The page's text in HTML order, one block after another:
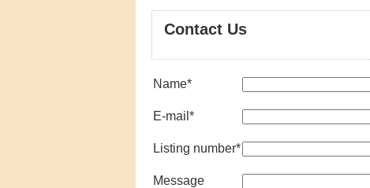
Contact Us
Name*
E-mail *
Listing number*
Message